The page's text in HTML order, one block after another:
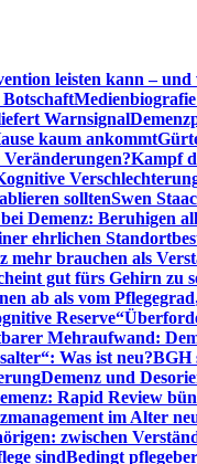
leisten kann – und
Botschaft
Warnsignal
kaum ankommt
Kampf
solltenSwen
Demenz: Beruhigen
ehrlichen
mehr brauchen als
gut fürs Gehirn zu
ab als vom Pflegegrad
Reserve“
Mehraufwand:
Was ist neu?BGH
Demenz und
Rapid Review
im Alter
zwischen
sindBedingt